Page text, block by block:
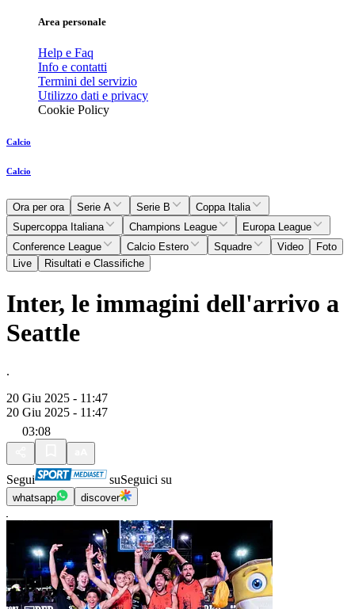
Area personale
Help e Faq
Info e contatti
Termini del servizio
Utilizzo dati e privacy
Cookie Policy
Calcio
Calcio
Ora per ora Serie A Serie B
Coppa Italia
Supercoppa Italiana
Champions League
Europa League
Conference League
Calcio Estero Squadre Video
Foto
Live
Risultati e Classifiche
Inter, le immagini dell'arrivo a
Seattle
.
20 Giu 2025 - 11:47
20 Giu 2025 - 11:47
03:08
Segui suSeguici su
whatsapp discover